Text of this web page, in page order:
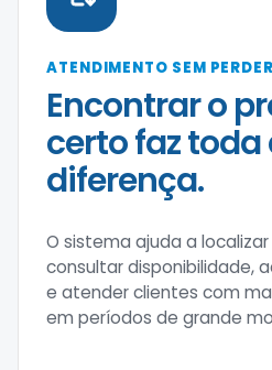
ATENDIMENTO SEM
Encontrar o
certo faz toda
diferença.
O sistema ajuda a
consultar disponibilidade,
e atender clientes com
em períodos de grande